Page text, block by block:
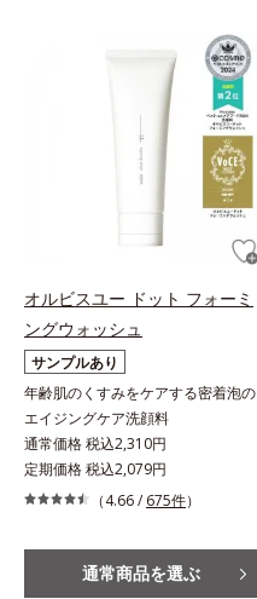
オルビスユー ドット フォーミ
ングウォッシュ
サンプルあり
年齢肌のくすみをケアする密着泡の
エイジングケア洗顔料
通常価格 税込2,310円
定期価格 税込2,079円
（4.66 / 675件）
通常商品を選ぶ